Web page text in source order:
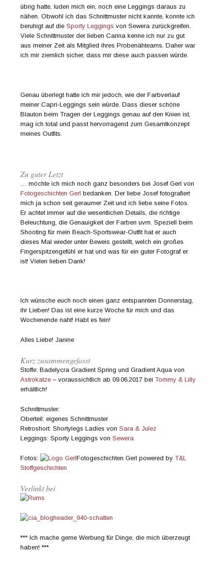
übrig hatte, luden mich ein, noch eine Leggings daraus zu
nähen. Obwohl ich das Schnittmuster nicht kannte, konnte ich
beruhigt auf dieSporty Leggings von Sewera zurückgreifen.
Viele Schnittmuster der lieben Carina kenne ich nur zu gut
aus meiner Zeit als Mitglied ihres Probenähteams. Daher war
ich mir ziemlich sicher, dass mir diese auch passen würde.
Genau überlegt hatte ich mir jedoch, wie der Farbverlauf
meiner Capri-Leggings sein würde. Dass dieser schöne
Blauton beim Tragen der Leggings genau auf den Knien ist,
mag ich total und passt hervorragend zum Gesamtkonzept
meines Outfits.
Zu guter Letzt
… möchte ich mich noch ganz besonders bei Josef Gerl von
Fotogeschichten Gerl bedanken. Der liebe Josef fotografiert
mich ja schon seit geraumer Zeit und ich liebe seine Fotos.
Er achtet immer auf die wesentlichen Details, die richtige
Beleuchtung, die Genauigkeit der Farben uvm. Speziell beim
Shooting für mein Beach-Sportswear-Outfit hat er auch
dieses Mal wieder unter Beweis gestellt, welch ein großes
Fingerspitzengefühl er hat und was für ein guter Fotograf er
ist! Vielen lieben Dank!
Ich wünsche euch noch einen ganz entspannten Donnerstag,
ihr Lieben! Das ist eine kurze Woche für mich und das
Wochenende naht! Habt es fein!
Alles Liebe! Janine
Kurz zusammengefasst
Stoffe: Badelycra Gradient Spring und Gradient Aqua von
Astrokatze – voraussichtlich ab 09.06.2017 beiTommy & Lilly
erhältlich!
Schnittmuster:
Oberteil: eigenes Schnittmuster
Retroshort: Shortylegs Ladies vonSara & Julez
Leggings: Sporty Leggings vonSewera
Fotos: Fotogeschichten Gerl powered byT&L
Stoffgeschichten
Verlinkt bei
*** Ich mache gerne Werbung für Dinge, die mich überzeugt
haben! ***